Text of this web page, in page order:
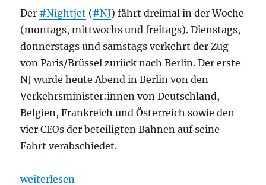
Der #Nightjet (#NJ) fährt dreimal in der Woche
(montags, mittwochs und freitags). Dienstags,
donnerstags und samstags verkehrt der Zug
von Paris/Brüssel zurück nach Berlin. Der erste
NJ wurde heute Abend in Berlin von den
Verkehrsminister:innen von Deutschland,
Belgien, Frankreich und Österreich sowie den
vier CEOs der beteiligten Bahnen auf seine
Fahrt verabschiedet.
„Bahnverkehr: Erfolgreiche Nachtzug-Allianz:
weiterlesen